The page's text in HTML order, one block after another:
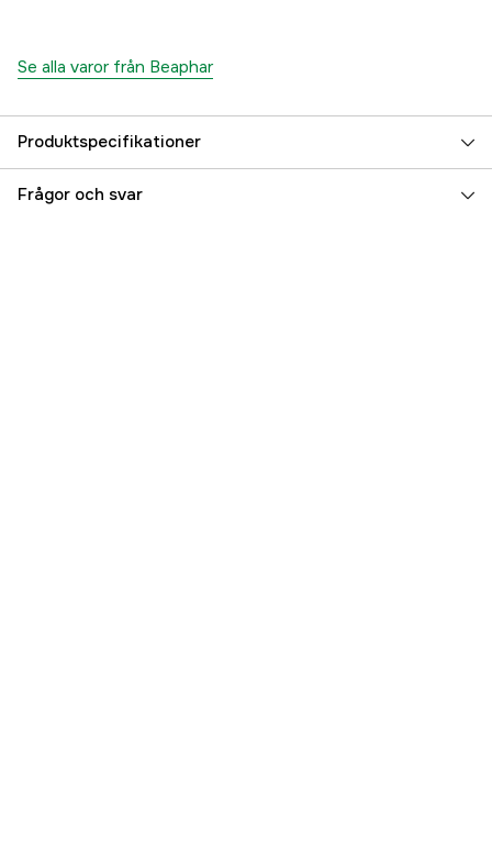
Se alla varor från Beaphar
Produktspecifikationer
Djurtyp Hund, Katt
Frågor och svar